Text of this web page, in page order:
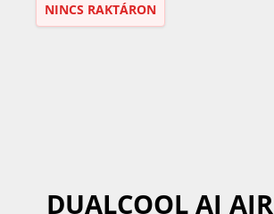
NINCS RAKTÁRON
DUALCOOL AI AIR